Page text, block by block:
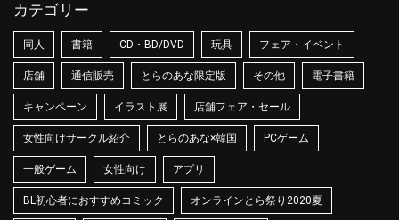
カテゴリー
同人 書籍 CD・BD/DVD 玩具 フェア・イベント
店舗 通信販売 とらのあな限定版 その他 電子書籍
キャンペーン イラスト展 店舗フェア・セール
女性向けサークル紹介 とらのあな×韓国 PCゲーム
一般ゲーム 女性向け アプリ
BL初心者におすすめコミック オンラインとら祭り2020夏